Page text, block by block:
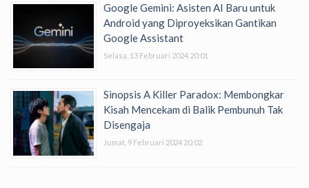
Google Gemini: Asisten AI Baru untuk
Android yang Diproyeksikan Gantikan
Google Assistant
Selasa, 13 Februari 2024 20:01
Sinopsis A Killer Paradox: Membongkar
Kisah Mencekam di Balik Pembunuh Tak
Disengaja
Jumat, 9 Februari 2024 20:02